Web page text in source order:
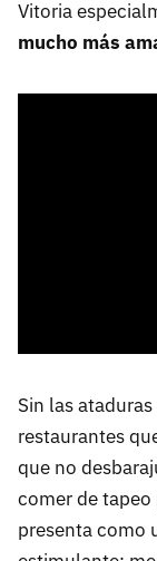
Vitoria
mucho más
Sin las
restaurantes
que no
comer de
presenta como